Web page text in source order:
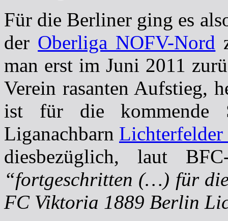
Für die Berliner ging es
der Oberliga NOFV-Nord
man erst im Juni 2011
Verein rasanten Aufstieg,
ist für die kommende
Liganachbarn
diesbezüglich, laut
“fortgeschritten (…) für
FC Viktoria 1889 Berlin